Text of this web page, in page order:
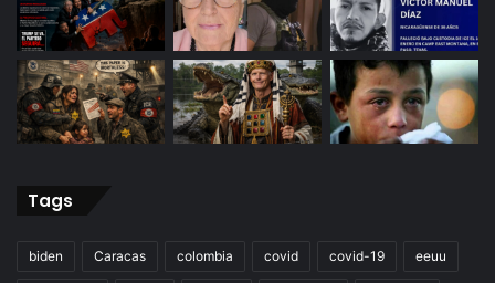
Tags
biden Caracas colombia covid covid-19 eeuu